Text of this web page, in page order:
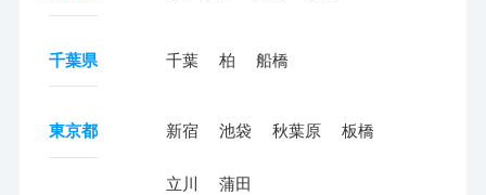
千葉県 千葉 柏 船橋
東京都 新宿 池袋 秋葉原 板橋
立川 蒲田